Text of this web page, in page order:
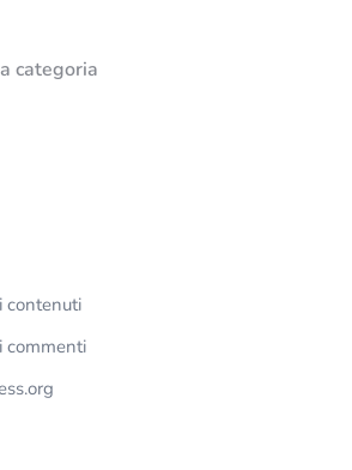
categoria
contenuti
commenti